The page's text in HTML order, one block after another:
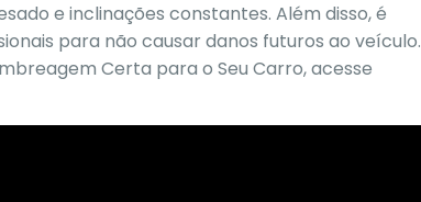
e inclinações constantes. Além disso, é
para não causar danos futuros ao veículo.
Certa para o Seu Carro, acesse